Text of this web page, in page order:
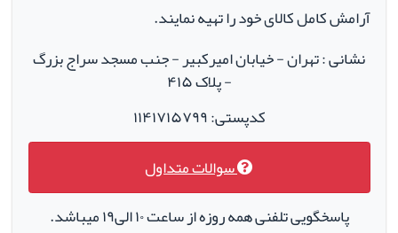
آرامش کامل کالای خود را تهیه نمایند.
نشانی : تهران - خیابان امیرکبیر - جنب مسجد سراج بزرگ
- پلاک ۴۱۵
کدپستی: ۱۱۴۱۷۱۵۷۹۹
سوالات متداول
پاسخگویی تلفنی همه روزه از ساعت ۱۰ الی۱۹ میباشد.